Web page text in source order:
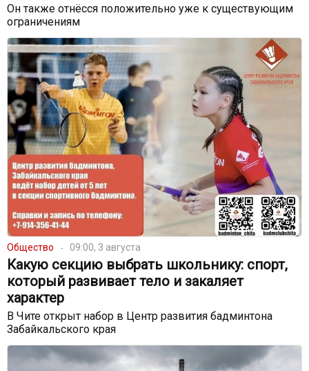
Он также отнёсся положительно уже к существующим
ограничениям
Общество 09:00, 3 августа
Какую секцию выбрать школьнику: спорт,
который развивает тело и закаляет
характер
В Чите открыт набор в Центр развития бадминтона
Забайкальского края